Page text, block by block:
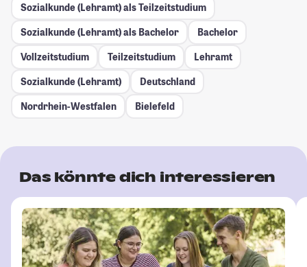
Sozialkunde (Lehramt) als Teilzeitstudium
Sozialkunde (Lehramt) als Bachelor
Bachelor
Vollzeitstudium
Teilzeitstudium
Lehramt
Sozialkunde (Lehramt)
Deutschland
Nordrhein-Westfalen
Bielefeld
Das könnte dich interessieren